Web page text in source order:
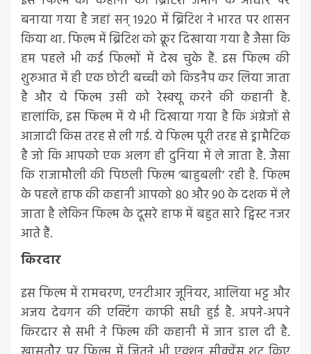
बनाया गया है जहां सन् 1920 में ब्रिटिश ने भारत पर शासन
किया था. फिल्म में ब्रिटिश को क्रूर दिखाया गया है जैसा कि
हम पहले भी कई फिल्मों में देख चुके हैं. इस फिल्म की
शुरुआत में ही एक छोटी बच्ची को किडनैप कर लिया जाता
है और ये फिल्म उसी को रेस्क्यू करने की कहानी है.
हालांकि, इस फिल्म में ये भी दिखाया गया है कि अंग्रेजों से
आजादी किस तरह से ली गई. ये फिल्म पूरी तरह से ड्रामैटिक
है जो कि आपको एक अलग ही दुनिया में ले जाता है. जैसा
कि राजामौली की पिछली फिल्म ‘बाहुबली’ रही है. फिल्म
के पहले हाफ की कहानी आपको 80 और 90 के दशक में ले
जाता है लेकिन फिल्म के दूसरे हाफ में बहुत सारे ट्विस्ट नजर
आते हैं.
किरदार
इस फिल्म में रामचरण, एनटीआर जूनियर, आलिया भट्ट और
अजय देवगन की एक्टिंग काफी सधी हुई है. अपने-अपने
किरदार से सभी ने फिल्म की कहानी में जान डाल दी है.